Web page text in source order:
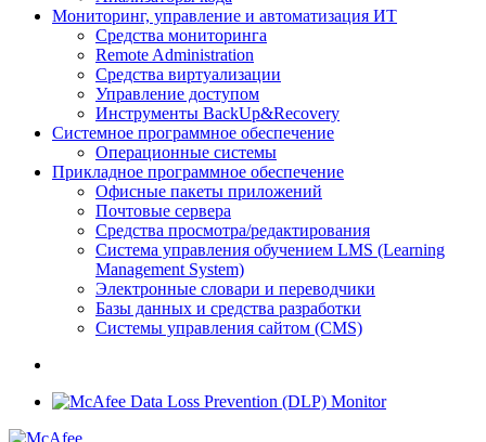
Мониторинг, управление и автоматизация ИТ
Средства мониторинга
Remote Administration
Средства виртуализации
Управление доступом
Инструменты BackUp&Recovery
Системное программное обеспечение
Операционные системы
Прикладное программное обеспечение
Офисные пакеты приложений
Почтовые сервера
Средства просмотра/редактирования
Система управления обучением LMS (Learning
Management System)
Электронные словари и переводчики
Базы данных и средства разработки
Системы управления сайтом (CMS)